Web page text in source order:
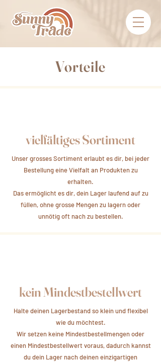
Vorteile
vielfältiges Sortiment
Unser grosses Sortiment erlaubt es dir, bei jeder
Bestellung eine Vielfalt an Produkten zu
erhalten.
Das ermöglicht es dir, dein Lager laufend auf zu
füllen, ohne grosse Mengen zu lagern oder
unnötig oft nach zu bestellen.
kein Mindestbestellwert
Halte deinen Lagerbestand so klein und flexibel
wie du möchtest.
Wir setzen keine Mindestbestellmengen oder
einen Mindestbestellwert voraus, dadurch kannst
du dein Lager nach deinen einzigartigen